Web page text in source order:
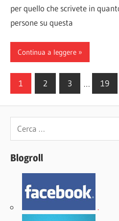
per quello che scrivete in
persone su questa
Continua a leggere
Paginazione
articoli
1 2 3 … 19
Ricerca
per:
Blogroll
.